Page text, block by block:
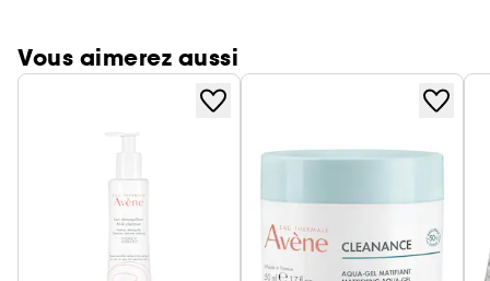
Vous aimerez aussi